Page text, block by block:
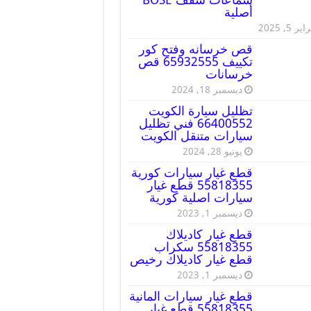
أصلية
5, 2025
قص خرسانه وفتح كور
تكييف 65932555 قص
خرسانات
ديسمبر 18, 2024
تظليل سيارة الكويت
66400552 فني تظليل
سيارات متنقل الكويت
يونيو 28, 2024
قطع غيار سيارات كورية
55818355 قطع غيار
سيارات اصلية كورية
ديسمبر 1, 2023
قطع غيار كاديلاك
55818355 سكراب
قطع غيار كاديلاك رخيص
ديسمبر 1, 2023
قطع غيار سيارات المانية